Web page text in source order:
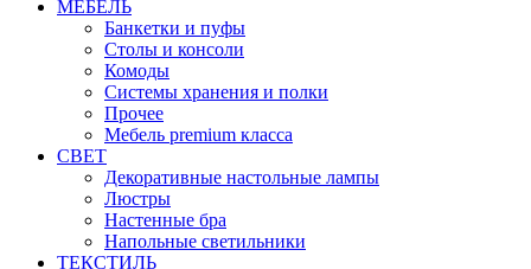
МЕБЕЛЬ
Банкетки и пуфы
Столы и консоли
Комоды
Системы хранения и полки
Прочее
Мебель premium класса
СВЕТ
Декоративные настольные лампы
Люстры
Настенные бра
Напольные светильники
ТЕКСТИЛЬ